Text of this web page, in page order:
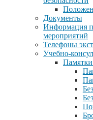
Документы
Информация
мероприятий
Телефоны
Учебно-
Памятки